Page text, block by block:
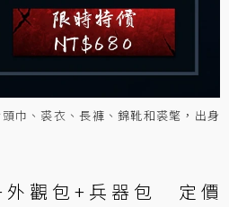
巾、裘衣、長褲、錦靴和裘氅，出身
外觀包+兵器包 定價